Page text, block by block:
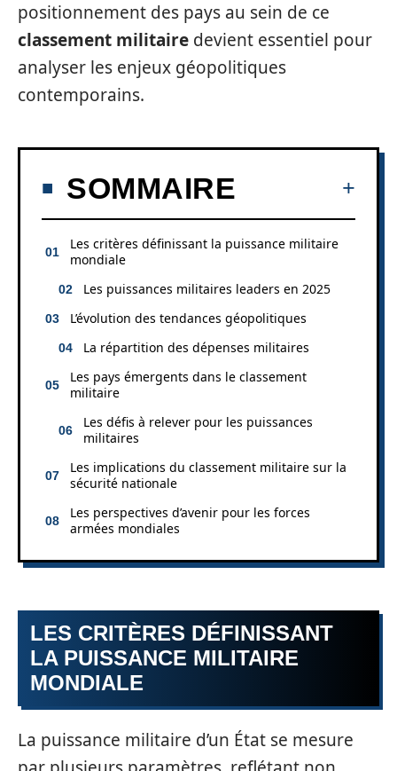
positionnement des pays au sein de ce
classement militaire devient essentiel pour
analyser les enjeux géopolitiques
contemporains.
SOMMAIRE
Les critères définissant la puissance militaire
mondiale
Les puissances militaires leaders en 2025
L’évolution des tendances géopolitiques
La répartition des dépenses militaires
Les pays émergents dans le classement
militaire
Les défis à relever pour les puissances
militaires
Les implications du classement militaire sur la
sécurité nationale
Les perspectives d’avenir pour les forces
armées mondiales
LES CRITÈRES DÉFINISSANT
LA PUISSANCE MILITAIRE
MONDIALE
La puissance militaire d’un État se mesure